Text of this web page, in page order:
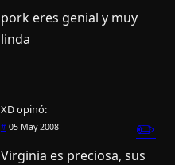
pork eres genial y muy
linda
XDopinó:
#05 May 2008
Virginia es preciosa, sus
✏️